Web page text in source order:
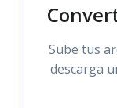
Sube tus
descarga